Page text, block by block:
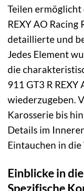
Teilen ermöglicht
REXY AO
detaillierte und
Jedes Element
die
911 GT3 R
wiederzugeben.
Karosserie bis
Details im
Eintauchen in
Einblicke in
Spezifische